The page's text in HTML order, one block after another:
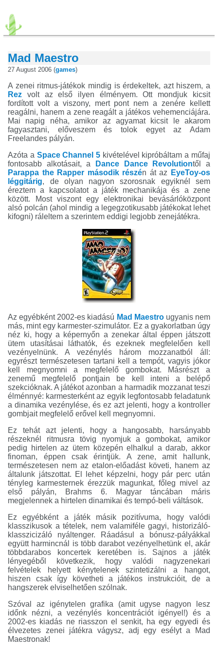
Mad Maestro
27 August 2006 (games)
A zenei ritmus-játékok mindig is érdekeltek, azt hiszem, a
Rez volt az első ilyen élményem. Ott mondjuk kicsit
fordított volt a viszony, mert pont nem a zenére kellett
reagálni, hanem a zene reagált a játékos vehemenciájára.
Mai napig néha, amikor az agyamat kicsit le akarom
fagyasztani, előveszem és tolok egyet az Adam
Freelandes pályán.
Azóta a Space Channel 5 kivételével kipróbáltam a műfaj
fontosabb alkotásait, a
Dance Dance Revolutiontől a
Parappa the Rapper második részén át az
EyeToy-os
léggitárig, de olyan nagyon szorosnak egyiknél sem
éreztem a kapcsolatot a játék mechanikája és a zene
között. Most viszont egy elektronikai bevásárlóközpont
alsó polcán (ahol mindig a legegzotikusabb játékokat lehet
kifogni) ráleltem a szerintem eddigi legjobb zenejátékra.
Az egyébként 2002-es kiadású Mad Maestrougyanis nem
más, mint egy karmester-szimulátor. Ez a gyakorlatban úgy
néz ki, hogy a képernyőn a zenekar által éppen játszott
ütem utasításai láthatók, és ezeknek megfelelően kell
vezényelnünk. A vezénylés három mozzanatból áll:
egyrészt természetesen tartani kell a tempót, vagyis jókor
kell megnyomni a megfelelő gombokat. Másrészt a
zenemű megfelelő pontjain be kell inteni a belépő
szekcióknak. A játékot azonban a harmadik mozzanat teszi
élménnyé: karmesterként az egyik legfontosabb feladatunk
a dinamika vezénylése, és ez azt jelenti, hogy a kontroller
gombjait megfelelő erővel kell megnyomni.
Ez tehát azt jelenti, hogy a hangosabb, harsányabb
részeknél ritmusra tövig nyomjuk a gombokat, amikor
pedig hirtelen az ütem közepén elhalkul a darab, akkor
finoman, éppen csak érintjük. A zene, amit hallunk,
természetesen nem az etalon-előadást követi, hanem az
általunk játszottat. El lehet képzelni, hogy pár perc után
tényleg karmesternek érezzük magunkat, főleg mivel az
első pályán, Brahms 6. Magyar táncában máris
megjelennek a hirtelen dinamikai és tempó-beli váltások.
Ez egyébként a játék másik pozitívuma, hogy valódi
klasszikusok a tételek, nem valamiféle gagyi, historizáló-
klasszicizáló nyáltenger. Ráadásul a bónusz-pályákkal
együtt harmincnál is több darabot vezényelhetünk el, akár
többdarabos koncertek keretében is. Sajnos a játék
lényegéből következik, hogy valódi nagyzenekari
felvételek helyett kénytelenek szintetizálni a hangot,
hiszen csak így követheti a játékos instrukcióit, de a
hangszerek elviselhetően szólnak.
Szóval az igénytelen grafika (amit ugyse nagyon lesz
időnk nézni, a vezénylés koncentrációt igényel!) és a
2002-es kiadás ne riasszon el senkit, ha egy egyedi és
élvezetes zenei játékra vágysz, adj egy esélyt a Mad
Maestronak!